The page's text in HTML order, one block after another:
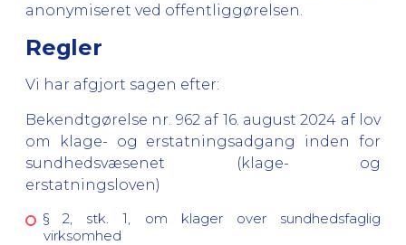
anonymiseret ved offentliggørelsen.
Regler
Vi har afgjort sagen efter:
Bekendtgørelse nr. 962 af 16. august 2024 af lov
om klage- og erstatningsadgang inden for
sundhedsvæsenet (klage- og
erstatningsloven)
§ 2, stk. 1, om klager over sundhedsfaglig
virksomhed